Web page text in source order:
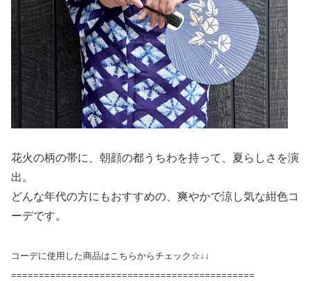
花火の柄の帯に、朝顔の都うちわを持って、夏らしさを演
出。
どんな年代の方にもおすすめの、爽やかで涼し気な紺色コ
ーデです。
コーデに使用した商品はこちらからチェック☆↓↓
============================================